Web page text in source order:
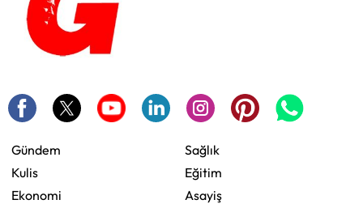
Gündem
Kulis
Ekonomi
Sağlık
Eğitim
Asayiş